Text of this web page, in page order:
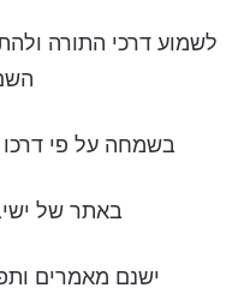
לשמוע דרכי התורה
בשמחה על פי
באתר של
ישנם מאמרים